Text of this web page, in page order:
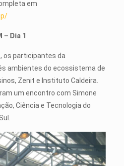
em
– Dia 1
os participantes da
ambientes do ecossistema de
Zenit e Instituto Caldeira.
um encontro com Simone
Ciência e Tecnologia do